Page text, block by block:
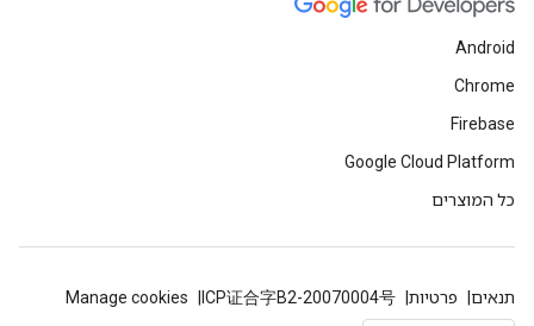
Android
Chrome
Firebase
Google Cloud Platform
כל המוצרים
תנאים פרטיות ICP证合字B2-20070004号
Manage cookies